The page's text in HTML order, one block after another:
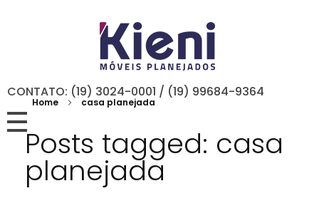
CONTATO: (19) 3024-0001 / (19) 99684-9364
Home casa planejada
Posts tagged: casa
planejada